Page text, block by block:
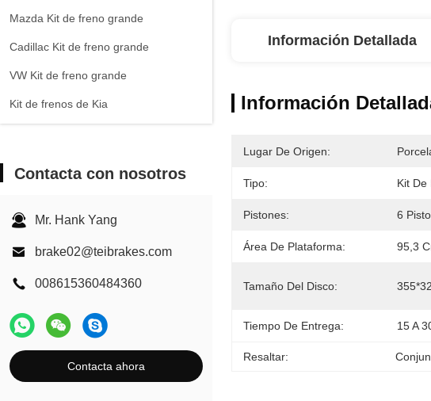
Mazda Kit de freno grande
Cadillac Kit de freno grande
VW Kit de freno grande
Kit de frenos de Kia
Kit de frenos cerámicos de carbono
Contacta con nosotros
Mr. Hank Yang
brake02@teibrakes.com
008615360484360
Contacta ahora
Información Detallada
Información
Lugar De Origen:
Tipo: Kit De
Pistones: 6
Área De Plataforma: 95,3
Tamaño Del Disco:
Tiempo De Entrega: 15 A
Resaltar: